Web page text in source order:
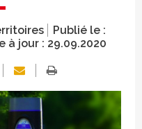
Publié le :
à jour : 29.09.2020